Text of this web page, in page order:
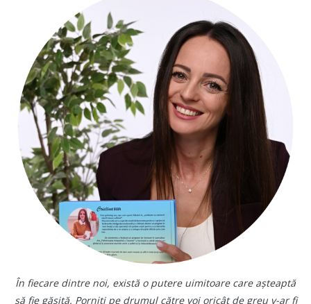
În fiecare dintre noi, există o putere uimitoare care așteaptă
să fie găsită. Porniți pe drumul către voi oricât de greu v-ar fi